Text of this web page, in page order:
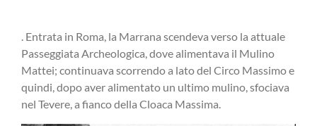
. Entrata in Roma, la Marrana scendeva verso la attuale
Passeggiata Archeologica, dove alimentava il Mulino
Mattei; continuava scorrendo a lato del Circo Massimo e
quindi, dopo aver alimentato un ultimo mulino, sfociava
nel Tevere, a fianco della Cloaca Massima.